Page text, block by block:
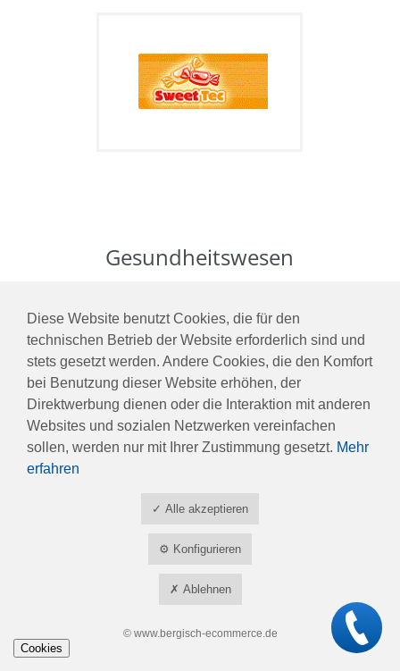
Cookies
Gesundheitswesen
Diese Website benutzt Cookies, die für den
technischen Betrieb der Website erforderlich sind und
stets gesetzt werden. Andere Cookies, die den Komfort
bei Benutzung dieser Website erhöhen, der
Direktwerbung dienen oder die Interaktion mit anderen
Websites und sozialen Netzwerken vereinfachen
sollen, werden nur mit Ihrer Zustimmung gesetzt. Mehr
erfahren
✓ Alle akzeptieren
⚙ Konfigurieren
✗ Ablehnen
© www.bergisch-ecommerce.de